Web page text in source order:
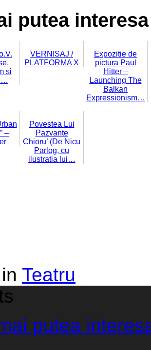
putea
si
VERNISAJ /
PLATFORMA X
Expozitie de
pictura Paul
Hitter –
Launching The
Balkan
Expressionism…
–
Povestea Lui
Pazvante
Chioru’ (De Nicu
Parlog, cu
ilustratia lui…
Teatru
putea